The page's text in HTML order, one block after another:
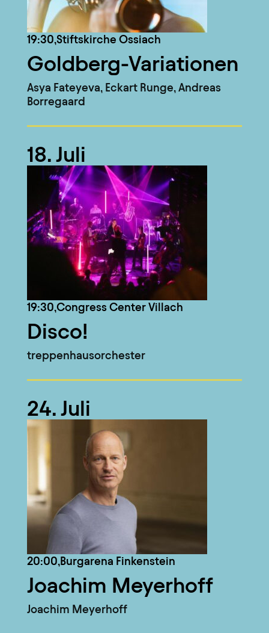
19:30,Stiftskirche Ossiach
Goldberg-Variationen
Asya Fateyeva, Eckart Runge, Andreas
Borregaard
19:30,Congress Center Villach
Disco!
treppenhausorchester
18. Juli
20:00,Burgarena Finkenstein
Joachim Meyerhoff
Joachim Meyerhoff
24. Juli